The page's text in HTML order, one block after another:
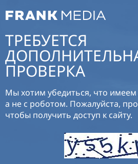
ТРЕБУЕТСЯ
ПРОВЕРКА
Мы хотим убедиться, что
а не с роботом. Пожалуйста,
чтобы получить доступ к сайту.